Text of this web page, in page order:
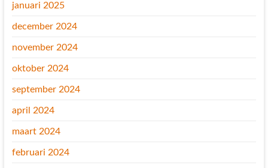
januari 2025
december 2024
november 2024
oktober 2024
september 2024
april 2024
maart 2024
februari 2024